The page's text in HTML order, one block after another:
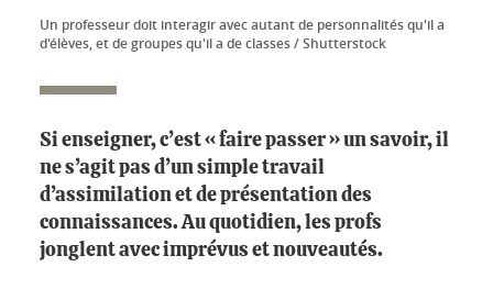
Un professeur doit interagir avec autant de personnalités qu'il a
d'élèves, et de groupes qu'il a de classes / Shutterstock
Si enseigner, c’est « faire passer » un savoir, il
ne s’agit pas d’un simple travail
d’assimilation et de présentation des
connaissances. Au quotidien, les profs
jonglent avec imprévus et nouveautés.